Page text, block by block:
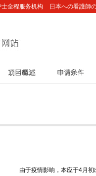
全程服务机构 日本への看護師
由于疫情影响，本应于4月